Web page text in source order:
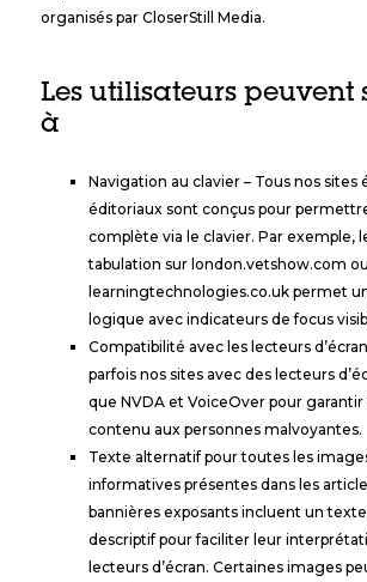
organisés par CloserStill Media.
Les utilisateurs peuvent
à
Navigation au clavier – Tous nos
éditoriaux sont conçus pour
complète via le clavier. Par exemple,
tabulation sur london.vetshow.com ou
learningtechnologies.co.uk permet
logique avec indicateurs de focus
Compatibilité avec les lecteurs
parfois nos sites avec des lecteurs
que NVDA et VoiceOver pour garantir
contenu aux personnes malvoyantes.
Texte alternatif pour toutes les
informatives présentes dans les
bannières exposants incluent un
descriptif pour faciliter leur
lecteurs d’écran. Certaines images